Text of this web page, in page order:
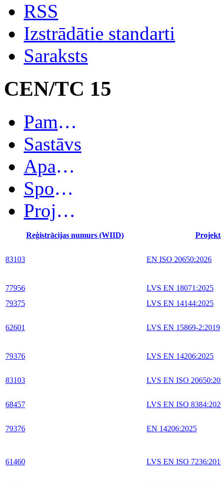
RSS
Izstrādātie standarti
Saraksts
CEN/TC 15
Pamatinformācija
Sastāvs
Apakškomitejas
Spoguļkomitejas
Projekti
Reģistrācijas numurs (WIID)
83103 EN ISO 20650:2026
77956
LVS EN 18071:2025
79375
LVS EN 14144:2025
62601 LVS EN 15869-2:2019
79376 LVS EN 14206:2025
83103 LVS EN ISO
68457 LVS EN ISO
79376 EN 14206:2025
61460 LVS EN ISO